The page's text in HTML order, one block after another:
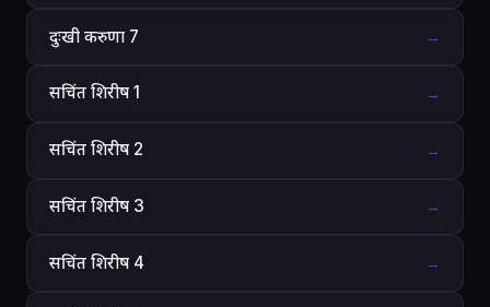
दुःखी करुणा 7 →
सचिंत शिरीष 1 →
सचिंत शिरीष 2 →
सचिंत शिरीष 3 →
सचिंत शिरीष 4 →